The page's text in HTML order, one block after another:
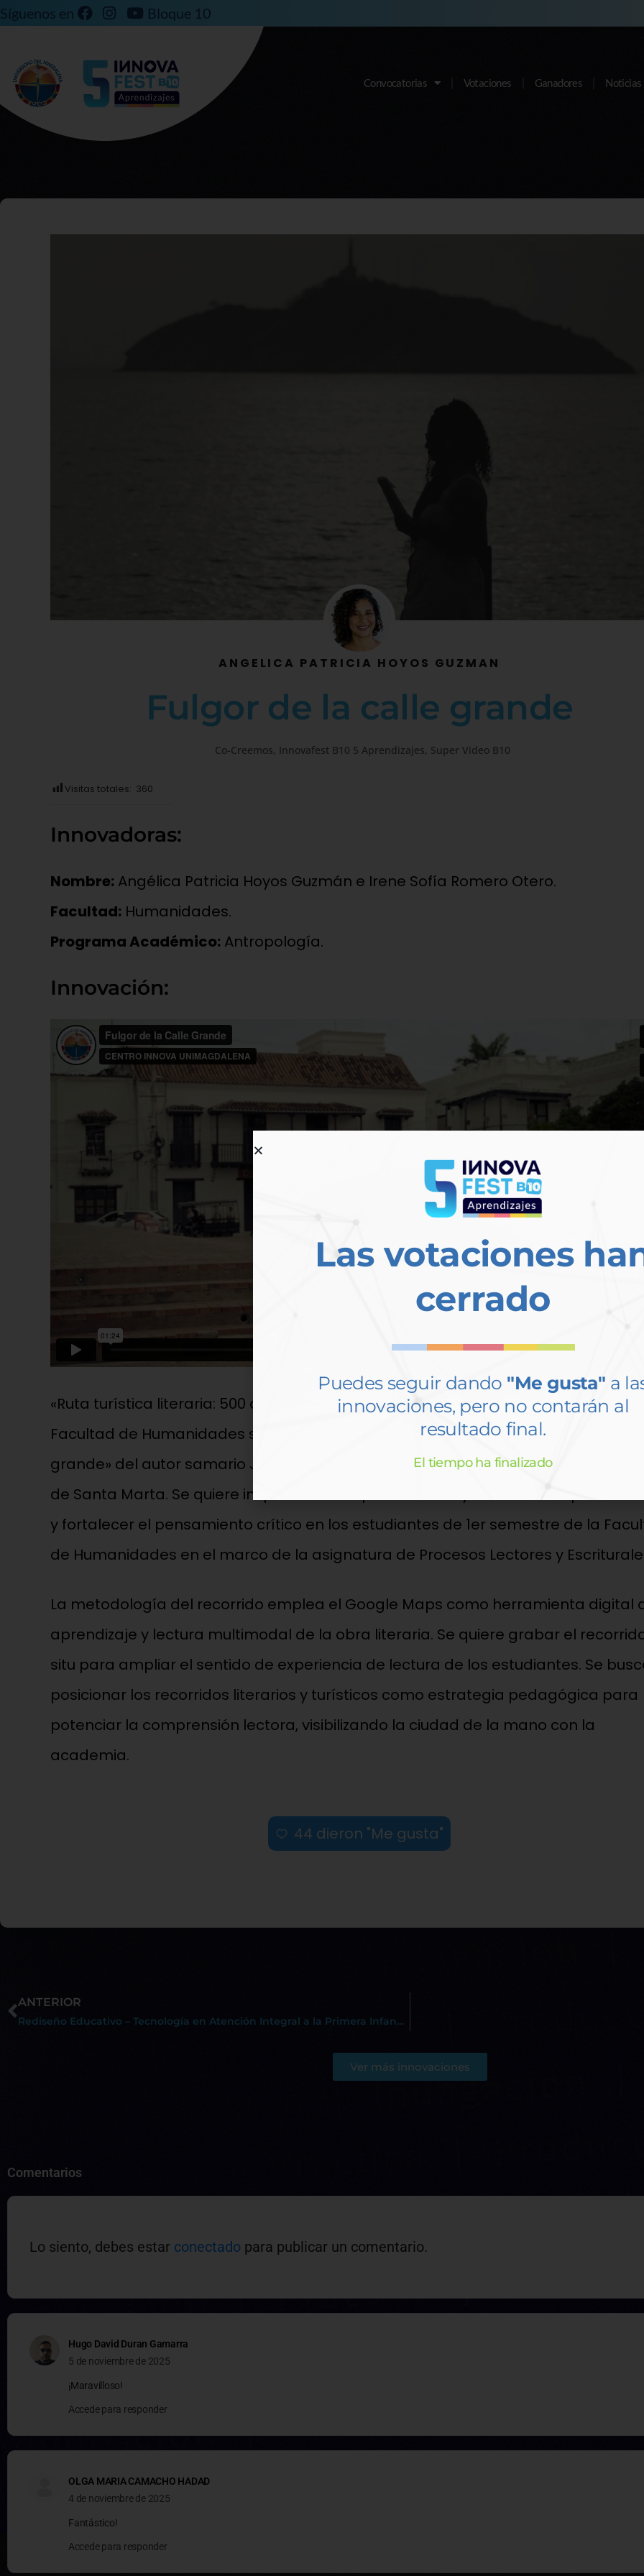
Síguenos en Bloque 10
Convocatorias Votaciones Ganadores Noticias
ANGELICA PATRICIA HOYOS GUZMAN
Fulgor de la calle grande
Co-Creemos, Innovafest B10 5 Aprendizajes, Super Video B10
Visitas totales: 360
Innovadoras:
Nombre: Angélica Patricia Hoyos Guzmán e Irene Sofía Romero Otero.
Facultad: Humanidades.
Programa Académico: Antropología.
Innovación:
«Ruta turística literaria: 500 años de Santa Marta». A través del Club de Lectura
Facultad de Humanidades se quiere abordar el libro titulado «Fulgor de la calle
grande» del autor samario José Luis Díaz Granados que es un homenaje a la
de Santa Marta. Se quiere inspirar el amor por la ciudad y el sentido de
y fortalecer el pensamiento crítico en los estudiantes de 1er semestre de la
de Humanidades en el marco de la asignatura de Procesos Lectores y
La metodología del recorrido emplea el Google Maps como herramienta digital
aprendizaje y lectura multimodal de la obra literaria. Se quiere grabar el
situ para ampliar el sentido de experiencia de lectura de los estudiantes. Se
posicionar los recorridos literarios y turísticos como estrategia pedagógica para
potenciar la comprensión lectora, visibilizando la ciudad de la mano con la
academia.
44 dieron "Me gusta"
ANTERIOR
Rediseño Educativo – Tecnología en Atención Integral a la Primera Infancia
Ver más innovaciones
Comentarios
Lo siento, debes estar conectado para publicar un comentario.
Hugo David Duran Gamarra
5 de noviembre de 2025
¡Maravilloso!
Accede para responder
OLGA MARIA CAMACHO HADAD
4 de noviembre de 2025
Fantástico!
Accede para responder
Las votaciones
cerrado
Puedes seguir dando "Me gusta" a
innovaciones, pero no contarán al
resultado final.
El tiempo ha finalizado